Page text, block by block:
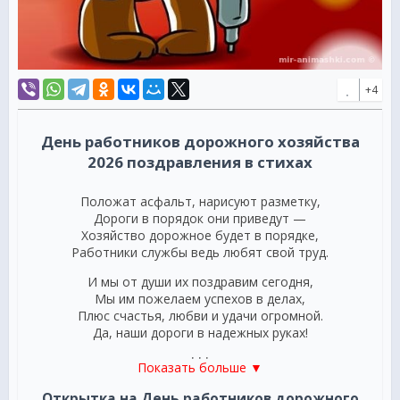
+4
День работников дорожного хозяйства
2026 поздравления в стихах
Положат асфальт, нарисуют разметку,
Дороги в порядок они приведут —
Хозяйство дорожное будет в порядке,
Работники службы ведь любят свой труд.
И мы от души их поздравим сегодня,
Мы им пожелаем успехов в делах,
Плюс счастья, любви и удачи огромной.
Да, наши дороги в надежных руках!
***
Хранители, строители дорог,
Показать больше ▼